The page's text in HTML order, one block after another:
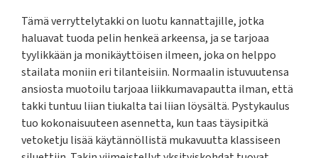
Tämä verryttelytakki on luotu kannattajille, jotka
haluavat tuoda pelin henkeä arkeensa, ja se tarjoaa
tyylikkään ja monikäyttöisen ilmeen, joka on helppo
stailata moniin eri tilanteisiin. Normaalin istuvuutensa
ansiosta muotoilu tarjoaa liikkumavapautta ilman, että
takki tuntuu liian tiukalta tai liian löysältä. Pystykaulus
tuo kokonaisuuteen asennetta, kun taas täysipitkä
vetoketju lisää käytännöllistä mukavuutta klassiseen